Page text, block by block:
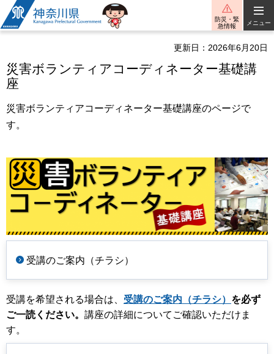
神奈川県
防災・緊
急情報
メニュー
更新日：2026年6月20日
災害ボランティアコーディネーター基礎講
座
災害ボランティアコーディネーター基礎講座のページで
す。
受講のご案内（チラシ）
受講を希望される場合は、 受講のご案内（チラシ） を必ず
ご⼀読ください。 講座の詳細についてご確認いただけま
す。